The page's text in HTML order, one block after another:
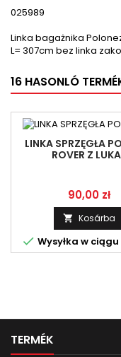
025989
Linka bagażnika
L= 307cm bez linka
16 HASONLÓ
LINKA SPRZĘGŁA
ROVER Z
Ár
90,00 zł
 Kosárba
 Wysyłka w ciągu
TERMÉK